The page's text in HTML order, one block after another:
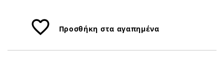
favorite_border Προσθήκη στα αγαπημένα